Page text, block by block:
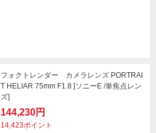
フォクトレンダー カメラレンズ PORTRAI
T HELIAR 75mm F1.8 [ソニーE /単焦点レン
ズ]
144,230円
14,423ポイント